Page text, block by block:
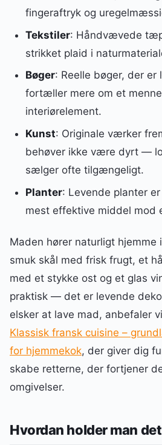
fingeraftryk og
Tekstiler: Håndvævede
strikket plaid i
Bøger: Reelle bøger, der
fortæller mere om et
interiørelement.
Kunst: Originale værker
behøver ikke være dyrt —
sælger ofte tilgængeligt.
Planter: Levende planter
mest effektive middel mod
Maden hører naturligt hjemme
smuk skål med frisk frugt, et
med et stykke ost og et glas
praktisk — det er levende
elsker at lave mad, anbefaler
Klassisk fransk cuisine –
for hjemmekok, der giver dig
skabe retterne, der fortjener
omgivelser.
Hvordan holder man